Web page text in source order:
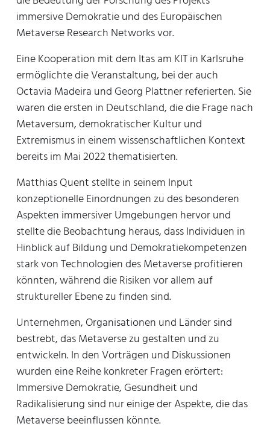
immersive Demokratie und des Europäischen
Metaverse Research Networks vor.
Eine Kooperation mit dem Itas am KIT in Karlsruhe
ermöglichte die Veranstaltung, bei der auch
Octavia Madeira und Georg Plattner referierten. Sie
waren die ersten in Deutschland, die die Frage nach
Metaversum, demokratischer Kultur und
Extremismus in einem wissenschaftlichen Kontext
bereits im Mai 2022 thematisierten.
Matthias Quent stellte in seinem Input
konzeptionelle Einordnungen zu des besonderen
Aspekten immersiver Umgebungen hervor und
stellte die Beobachtung heraus, dass Individuen in
Hinblick auf Bildung und Demokratiekompetenzen
stark von Technologien des Metaverse profitieren
könnten, während die Risiken vor allem auf
struktureller Ebene zu finden sind.
Unternehmen, Organisationen und Länder sind
bestrebt, das Metaverse zu gestalten und zu
entwickeln. In den Vorträgen und Diskussionen
wurden eine Reihe konkreter Fragen erörtert:
Immersive Demokratie, Gesundheit und
Radikalisierung sind nur einige der Aspekte, die das
Metaverse beeinflussen könnte.